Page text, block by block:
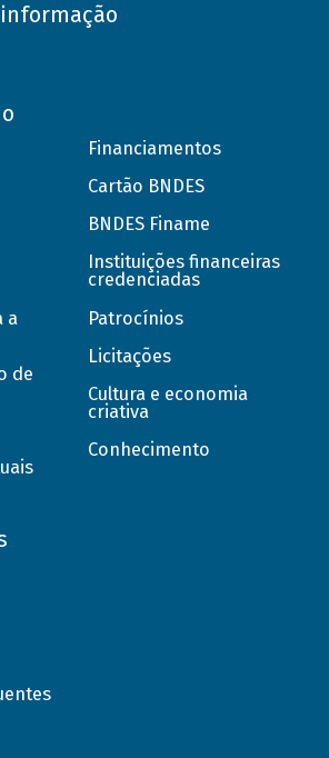
a
de
Financiamentos
Cartão BNDES
BNDES Finame
Instituições financeiras
credenciadas
Patrocínios
Licitações
Cultura e economia
criativa
Conhecimento